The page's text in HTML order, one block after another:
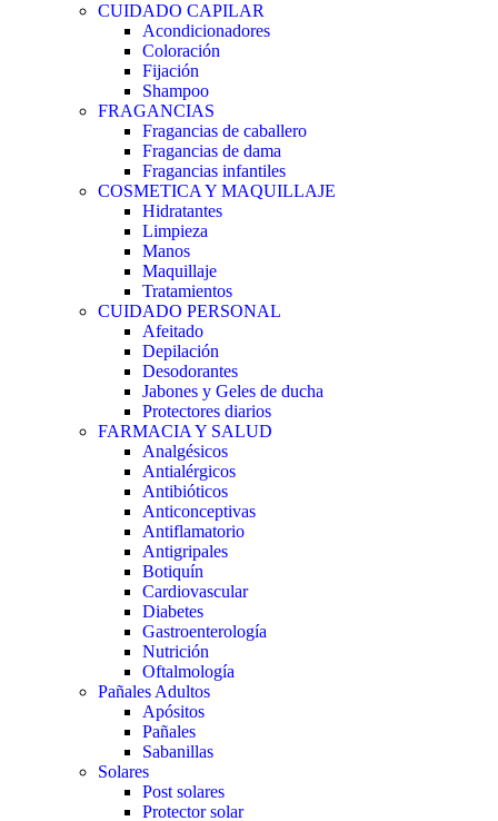
CUIDADO CAPILAR
Acondicionadores
Coloración
Fijación
Shampoo
FRAGANCIAS
Fragancias de caballero
Fragancias de dama
Fragancias infantiles
COSMETICA Y MAQUILLAJE
Hidratantes
Limpieza
Manos
Maquillaje
Tratamientos
CUIDADO PERSONAL
Afeitado
Depilación
Desodorantes
Jabones y Geles de ducha
Protectores diarios
FARMACIA Y SALUD
Analgésicos
Antialérgicos
Antibióticos
Anticonceptivas
Antiflamatorio
Antigripales
Botiquín
Cardiovascular
Diabetes
Gastroenterología
Nutrición
Oftalmología
Pañales Adultos
Apósitos
Pañales
Sabanillas
Solares
Post solares
Protector solar